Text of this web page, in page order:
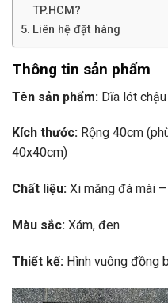
TP.HCM?
Liên hệ đặt hàng
Thông tin sản phẩm
Tên sản phẩm: Dĩa lót
Kích thước: Rộng 40cm
40x40cm)
Chất liệu: Xi măng đá mài
Màu sắc: Xám, đen
Thiết kế: Hình vuông đồng